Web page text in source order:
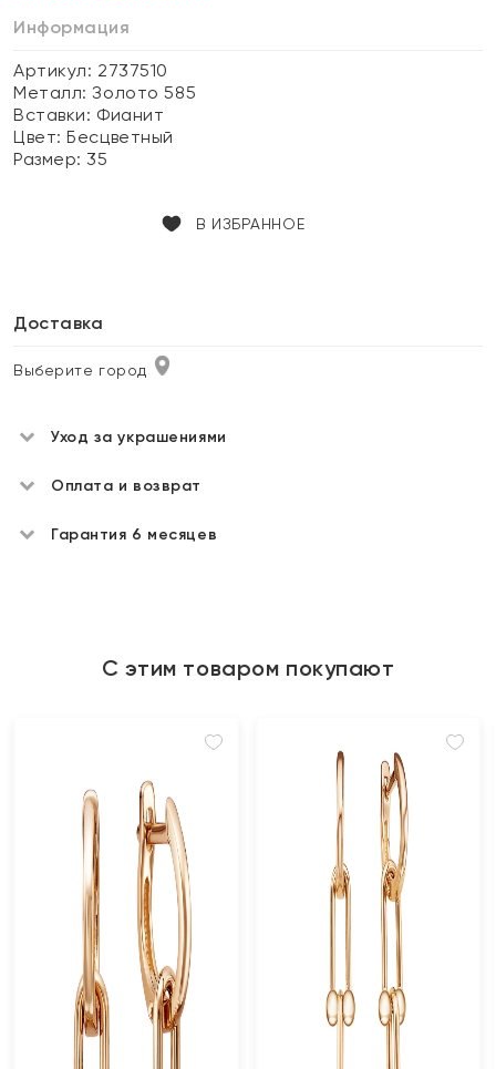
Информация
Артикул: 2737510
Металл:Золото 585
Вставки: Фианит
Цвет:Бесцветный
Размер: 35
В ИЗБРАННОЕ
Доставка
Выберите город
Уход за украшениями
Оплата и возврат
Гарантия 6 месяцев
С этим товаром покупают